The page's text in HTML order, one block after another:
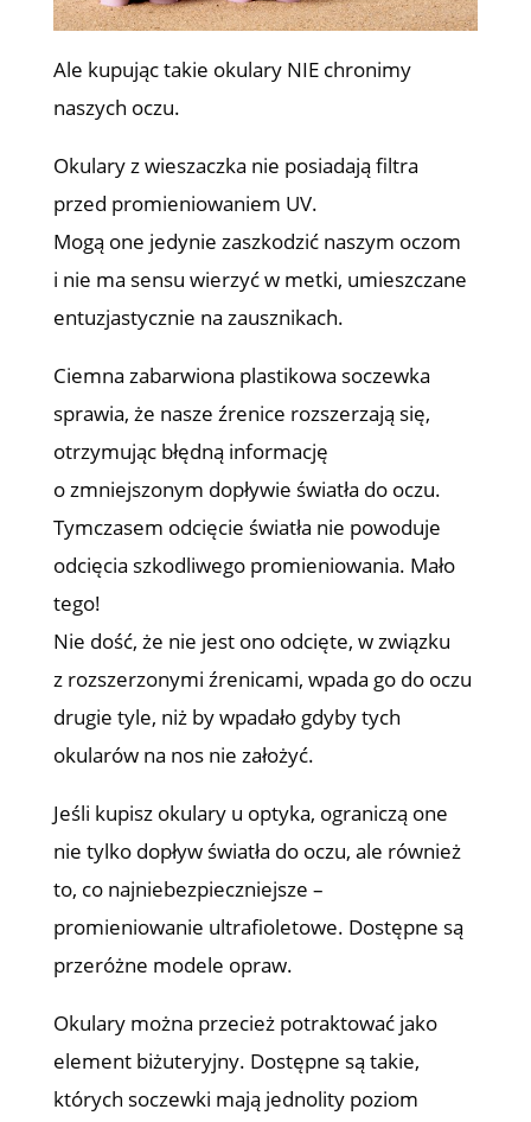
Ale kupując takie okulary NIE chronimy
naszych oczu.
Okulary z wieszaczka nie posiadają filtra
przed promieniowaniem UV.
Mogą one jedynie zaszkodzić naszym oczom
i nie ma sensu wierzyć w metki, umieszczane
entuzjastycznie na zausznikach.
Ciemna zabarwiona plastikowa soczewka
sprawia, że nasze źrenice rozszerzają się,
otrzymując błędną informację
o zmniejszonym dopływie światła do oczu.
Tymczasem odcięcie światła nie powoduje
odcięcia szkodliwego promieniowania. Mało
tego!
Nie dość, że nie jest ono odcięte, w związku
z rozszerzonymi źrenicami, wpada go do oczu
drugie tyle, niż by wpadało gdyby tych
okularów na nos nie założyć.
Jeśli kupisz okulary u optyka, ograniczą one
nie tylko dopływ światła do oczu, ale również
to, co najniebezpieczniejsze –
promieniowanie ultrafioletowe. Dostępne są
przeróżne modele opraw.
Okulary można przecież potraktować jako
element biżuteryjny. Dostępne są takie,
których soczewki mają jednolity poziom